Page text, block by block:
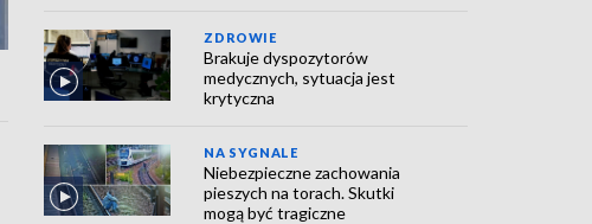
ZDROWIE
Brakuje dyspozytorów
medycznych, sytuacja jest
krytyczna
NA SYGNALE
Niebezpieczne zachowania
pieszych na torach. Skutki
mogą być tragiczne